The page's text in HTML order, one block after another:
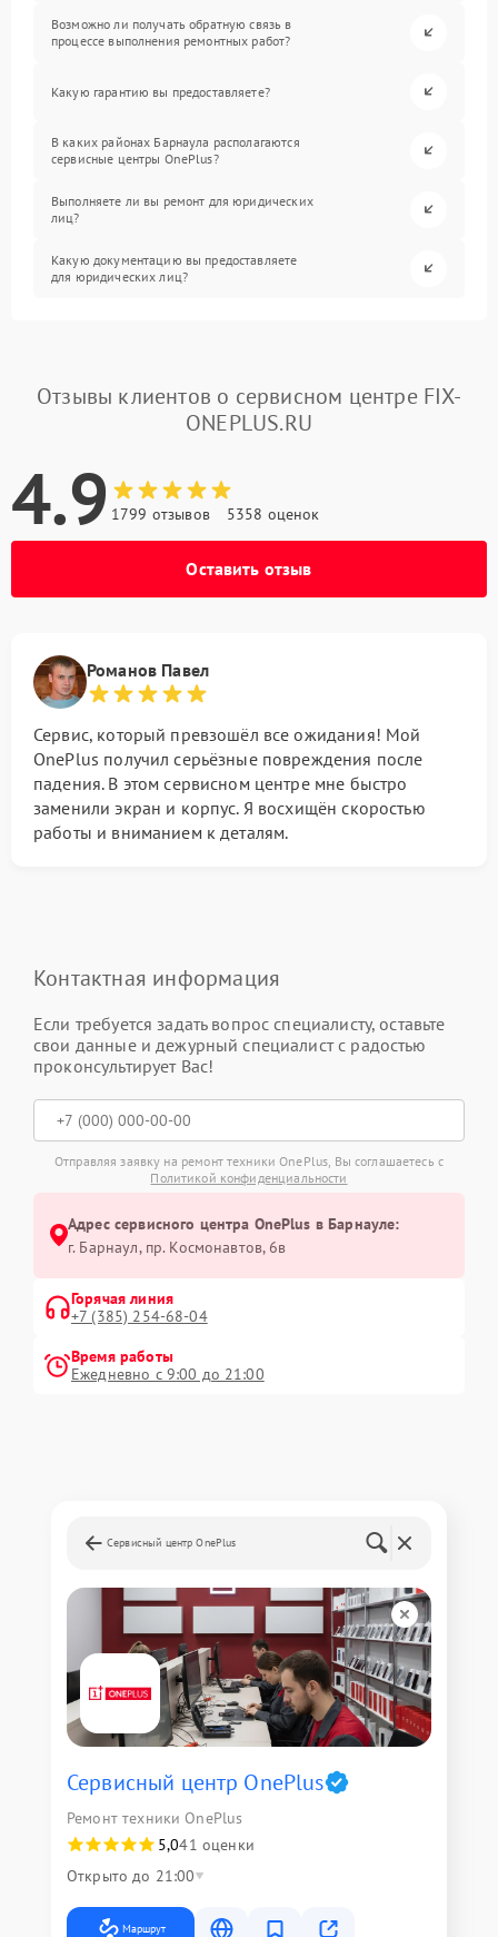
Возможно ли получать обратную связь в
процессе выполнения ремонтных работ?
Какую гарантию вы предоставляете?
В каких районах Барнаула располагаются
сервисные центры OnePlus?
Выполняете ли вы ремонт для юридических
лиц?
Какую документацию вы предоставляете
для юридических лиц?
Отзывы клиентов о сервисном центре FIX-
ONEPLUS.RU
4.9 1799 отзывов 5358 оценок
Оставить отзыв
Романов Павел
Сервис, который превзошёл все ожидания! Мой
OnePlus получил серьёзные повреждения после
падения. В этом сервисном центре мне быстро
заменили экран и корпус. Я восхищён скоростью
работы и вниманием к деталям.
Контактная информация
Если требуется задать вопрос специалисту, оставьте
свои данные и дежурный специалист с радостью
проконсультирует Вас!
Отправляя заявку на ремонт техники OnePlus, Вы соглашаетесь с
Политикой конфиденциальности
Адрес сервисного центра OnePlus в Барнауле:
г. Барнаул, ​пр. Космонавтов, 6в
Горячая линия
+7 (385) 254-68-04
Время работы
Ежедневно с 9:00 до 21:00
Сервисный центр OnePlus
Сервисный центр OnePlus
Ремонт техники OnePlus
5,041 оценки
Открыто до 21:00
Маршрут